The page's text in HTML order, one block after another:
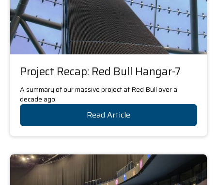
Project Recap: Red Bull Hangar-7
A summary of our massive project at Red Bull over a
decade ago.
Read Article